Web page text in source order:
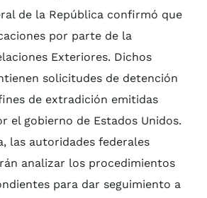
de la República confirmó que
por parte de la
Exteriores. Dichos
solicitudes de detención
de extradición emitidas
el gobierno de Estados Unidos.
las autoridades federales
analizar los procedimientos
para dar seguimiento a